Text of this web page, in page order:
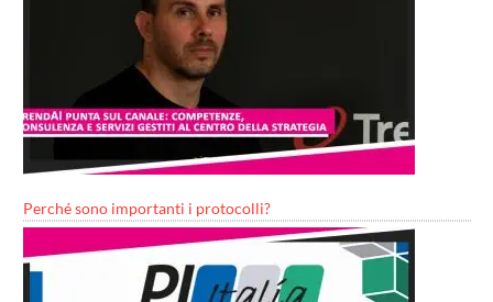
Perché sono importanti i protocolli?